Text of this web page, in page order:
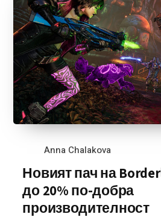
Anna Chalakova
Новият пач на
до 20% по-добра
производителност